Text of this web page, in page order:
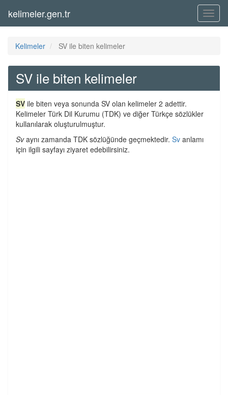
Menü
kelimeler.gen.tr
Kelimeler SV ile biten kelimeler
SV ile biten kelimeler
SV ile biten veya sonunda SV olan kelimeler 2 adettir.
Kelimeler Türk Dil Kurumu (TDK) ve diğer Türkçe sözlükler
kullanılarak oluşturulmuştur.
Svaynı zamanda TDK sözlüğünde geçmektedir. Sv anlamı
için ilgili sayfayı ziyaret edebilirsiniz.